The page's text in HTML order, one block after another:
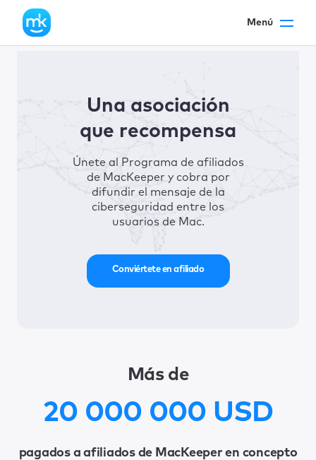
Menú
Una asociación
que recompensa
Únete al Programa de afiliados
de MacKeeper y cobra por
difundir el mensaje de la
ciberseguridad entre los
usuarios de Mac.
Conviértete en afiliado
Más de
20 000 000 USD
pagados a afiliados de MacKeeper en concepto